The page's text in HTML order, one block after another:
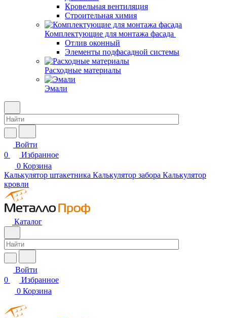
Кровельная вентиляция
Строительная химия
Комплектующие для монтажа фасада
Отлив оконный
Элементы подфасадной системы
Расходные материалы
Эмали
Войти
0
Избранное
0 Корзина
Калькулятор штакетника Калькулятор забора Калькулятор
кровли
Каталог
Войти
0
Избранное
0 Корзина